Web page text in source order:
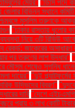
মেয়র" "ডিসি পদে
বিভিন্ন স্থানে
মুসলিম তরুণকে
"ঢাকার রাস্তায় ধুলোর
নিয়ে ৩টি রিভিউ
জাকেরের অসাধারণ
পর তরুণের লাশ উদ্ধার"
মৌসুম শেষেও সুগন্ধি
দায়ের" "দুই
উদ্ভিদের বিবরণ"
দাবি "দেশে
প্রায় ৩ লাখ কোটি